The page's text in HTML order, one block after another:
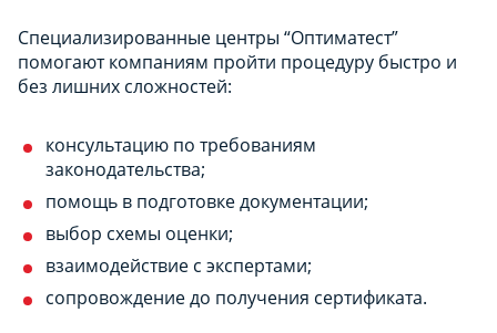
Специализированные центры “Оптиматест”
помогают компаниям пройти процедуру быстро и
без лишних сложностей:
консультацию по требованиям
законодательства;
помощь в подготовке документации;
выбор схемы оценки;
взаимодействие с экспертами;
сопровождение до получения сертификата.